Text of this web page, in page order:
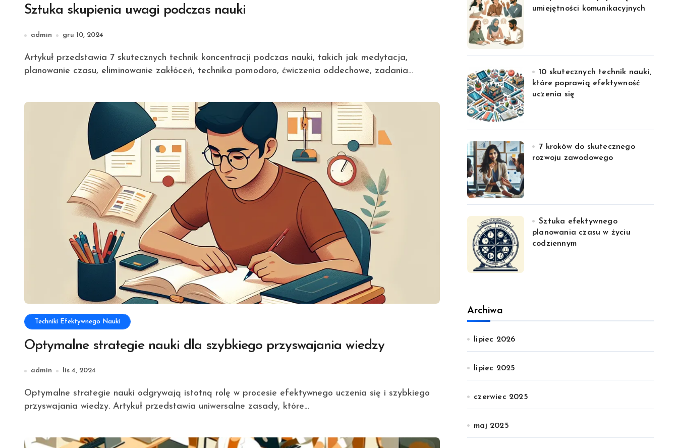
Sztuka skupienia uwagi podczas nauki
admin gru 10, 2024
Artykuł przedstawia 7 skutecznych technik koncentracji podczas nauki, takich jak medytacja,
planowanie czasu, eliminowanie zakłóceń, technika pomodoro, ćwiczenia oddechowe, zadania…
Techniki Efektywnego Nauki
Optymalne strategie nauki dla szybkiego przyswajania wiedzy
admin lis 4, 2024
Optymalne strategie nauki odgrywają istotną rolę w procesie efektywnego uczenia się i szybkiego
przyswajania wiedzy. Artykuł przedstawia uniwersalne zasady, które…
umiejętności komunikacyjnych
10 skutecznych technik nauki,
które poprawią efektywność
uczenia się
7 kroków do skutecznego
rozwoju zawodowego
Sztuka efektywnego
planowania czasu w życiu
codziennym
Archiwa
lipiec 2026
lipiec 2025
czerwiec 2025
maj 2025